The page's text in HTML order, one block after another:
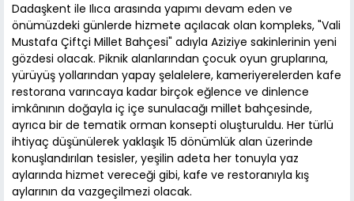
Dadaşkent ile Ilıca arasında yapımı devam eden ve
önümüzdeki günlerde hizmete açılacak olan kompleks, "Vali
Mustafa Çiftçi Millet Bahçesi" adıyla Aziziye sakinlerinin yeni
gözdesi olacak. Piknik alanlarından çocuk oyun gruplarına,
yürüyüş yollarından yapay şelalelere, kameriyerelerden kafe
restorana varıncaya kadar birçok eğlence ve dinlence
imkânının doğayla iç içe sunulacağı millet bahçesinde,
ayrıca bir de tematik orman konsepti oluşturuldu. Her türlü
ihtiyaç düşünülerek yaklaşık 15 dönümlük alan üzerinde
konuşlandırılan tesisler, yeşilin adeta her tonuyla yaz
aylarında hizmet vereceği gibi, kafe ve restoranıyla kış
aylarının da vazgeçilmezi olacak.